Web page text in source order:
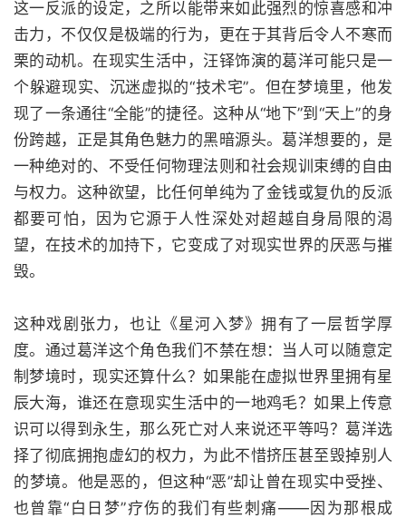
这一反派的设定，之所以能带来如此强烈的惊喜感和冲
击力，不仅仅是极端的行为，更在于其背后令人不寒而
栗的动机。在现实生活中，汪铎饰演的葛洋可能只是一
个躲避现实、沉迷虚拟的“技术宅”。但在梦境里，他发
现了一条通往“全能”的捷径。这种从“地下”到“天上”的身
份跨越，正是其角色魅力的黑暗源头。葛洋想要的，是
一种绝对的、不受任何物理法则和社会规训束缚的自由
与权力。这种欲望，比任何单纯为了金钱或复仇的反派
都要可怕，因为它源于人性深处对超越自身局限的渴
望，在技术的加持下，它变成了对现实世界的厌恶与摧
毁。
这种戏剧张力，也让《星河入梦》拥有了一层哲学厚
度。通过葛洋这个角色我们不禁在想：当人可以随意定
制梦境时，现实还算什么？如果能在虚拟世界里拥有星
辰大海，谁还在意现实生活中的一地鸡毛？如果上传意
识可以得到永生，那么死亡对人来说还平等吗？葛洋选
择了彻底拥抱虚幻的权力，为此不惜挤压甚至毁掉别人
的梦境。他是恶的，但这种“恶”却让曾在现实中受挫、
也曾靠“白日梦”疗伤的我们有些刺痛——因为那根成